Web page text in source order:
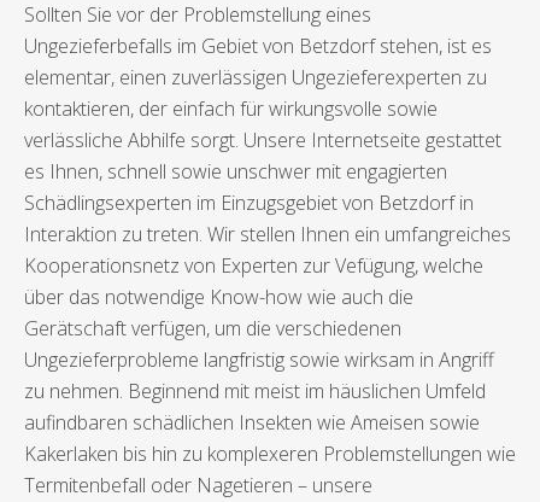
Sollten Sie vor der Problemstellung eines
Ungezieferbefalls im Gebiet von Betzdorf stehen, ist es
elementar, einen zuverlässigen Ungezieferexperten zu
kontaktieren, der einfach für wirkungsvolle sowie
verlässliche Abhilfe sorgt. Unsere Internetseite gestattet
es Ihnen, schnell sowie unschwer mit engagierten
Schädlingsexperten im Einzugsgebiet von Betzdorf in
Interaktion zu treten. Wir stellen Ihnen ein umfangreiches
Kooperationsnetz von Experten zur Vefügung, welche
über das notwendige Know-how wie auch die
Gerätschaft verfügen, um die verschiedenen
Ungezieferprobleme langfristig sowie wirksam in Angriff
zu nehmen. Beginnend mit meist im häuslichen Umfeld
aufindbaren schädlichen Insekten wie Ameisen sowie
Kakerlaken bis hin zu komplexeren Problemstellungen wie
Termitenbefall oder Nagetieren – unsere